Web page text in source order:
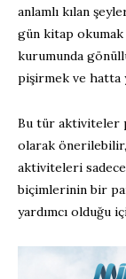
anlamlı kılan
gün kitap okumak
kurumunda
pişirmek ve hatta
Bu tür aktiviteler
olarak önerilebilir,
aktiviteleri
biçimlerinin bir
yardımcı olduğu